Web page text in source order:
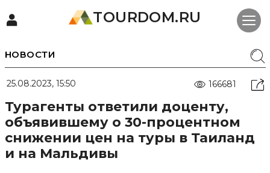
TOURDOM.RU
НОВОСТИ
25.08.2023, 15:50 166681
Турагенты ответили доценту,
объявившему о 30-процентном
снижении цен на туры в Таиланд
и на Мальдивы